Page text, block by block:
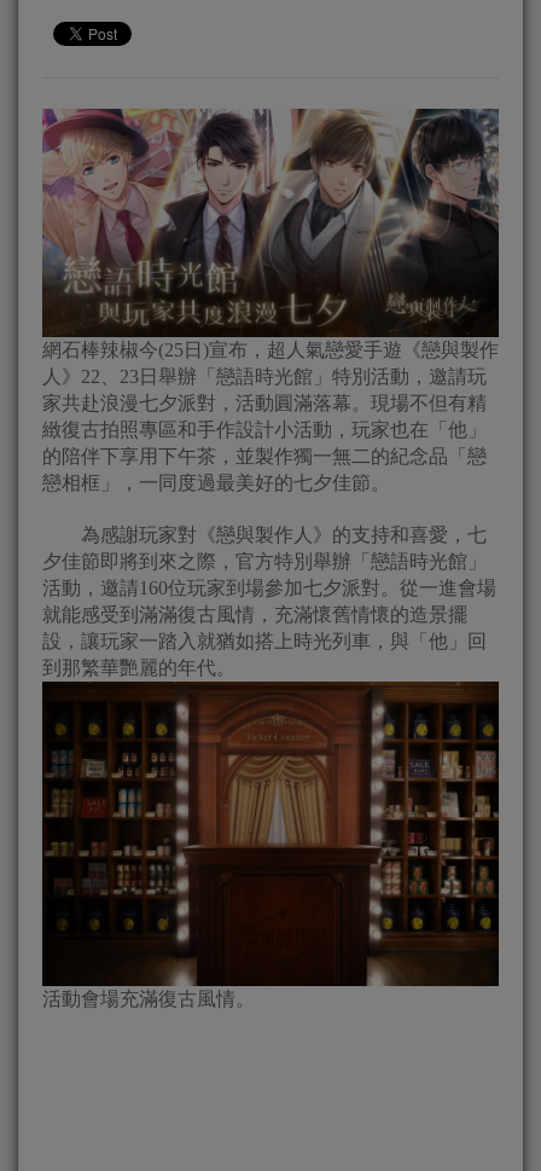
網石棒辣椒今(25日)宣布，超人氣戀愛手遊《戀與製作
人》22、23日舉辦「戀語時光館」特別活動，邀請玩
家共赴浪漫七夕派對，活動圓滿落幕。現場不但有精
緻復古拍照專區和手作設計小活動，玩家也在「他」
的陪伴下享用下午茶，並製作獨一無二的紀念品「戀
戀相框」，一同度過最美好的七夕佳節。
為感謝玩家對《戀與製作人》的支持和喜愛，七
夕佳節即將到來之際，官方特別舉辦「戀語時光館」
活動，邀請160位玩家到場參加七夕派對。從一進會場
就能感受到滿滿復古風情，充滿懷舊情懷的造景擺
設，讓玩家一踏入就猶如搭上時光列車，與「他」回
到那繁華艷麗的年代。
活動會場充滿復古風情。